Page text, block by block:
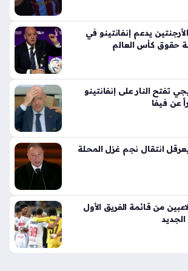
يدعم إنفانتينو في
حقوق كأس العالم
تفتح النار على إنفانتينو
عن فيفا
مليوناً يعرقل انتقال نجم غزل المحلة
يستبعد 4 لاعبين من قائمة الفريق الأول